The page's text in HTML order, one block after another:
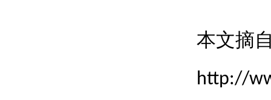
本文摘
http://